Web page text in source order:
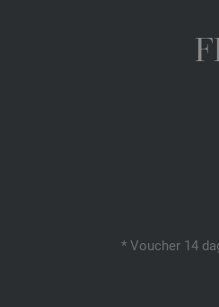
* Voucher 14